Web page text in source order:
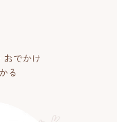
おでかけ
る